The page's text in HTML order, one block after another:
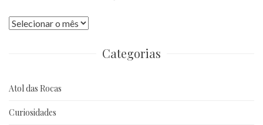
Publicações
Categorias
Atol das Rocas
Curiosidades